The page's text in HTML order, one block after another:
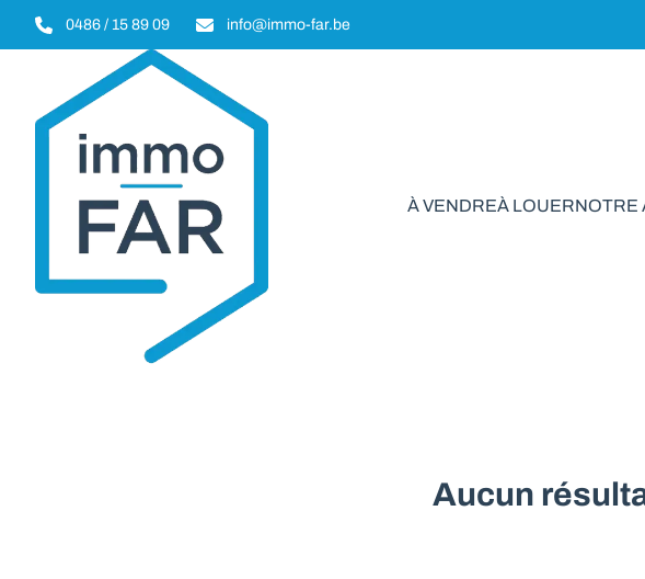
Aller au contenu principal
0486 / 15 89 09 info@immo-far.be
À VENDREÀ LOUERNOTRE
Immeuble de
Aucun